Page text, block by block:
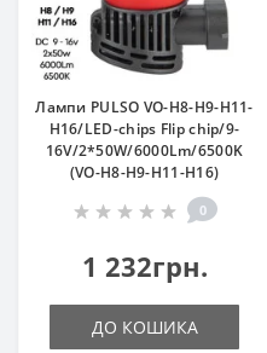
Лампи PULSO VO-H8-H9-H11-
H16/LED-chips Flip chip/9-
16V/2*50W/6000Lm/6500K
(VO-H8-H9-H11-H16)
0
1 232грн.
ДО КОШИКА